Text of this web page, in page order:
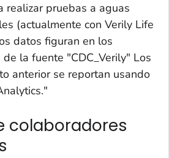
realizar pruebas a aguas
(actualmente con Verily Life
datos figuran en los
la fuente "CDC_Verily" Los
anterior se reportan usando
colaboradores